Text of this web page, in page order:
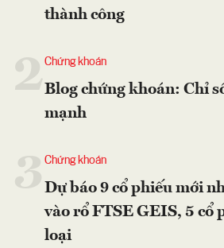
thành công
2Chứng khoán
Blog chứng khoán: Chỉ
mạnh
Chứng khoán
Dự báo 9 cổ phiếu mới
vào rổ FTSE GEIS, 5 cổ
loại